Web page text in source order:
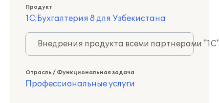
Продукт
1С:Бухгалтерия 8 для Узбекистана
Внедрения продукта всеми партнерами
Отрасль / Функциональная задача
Профессиональные услуги